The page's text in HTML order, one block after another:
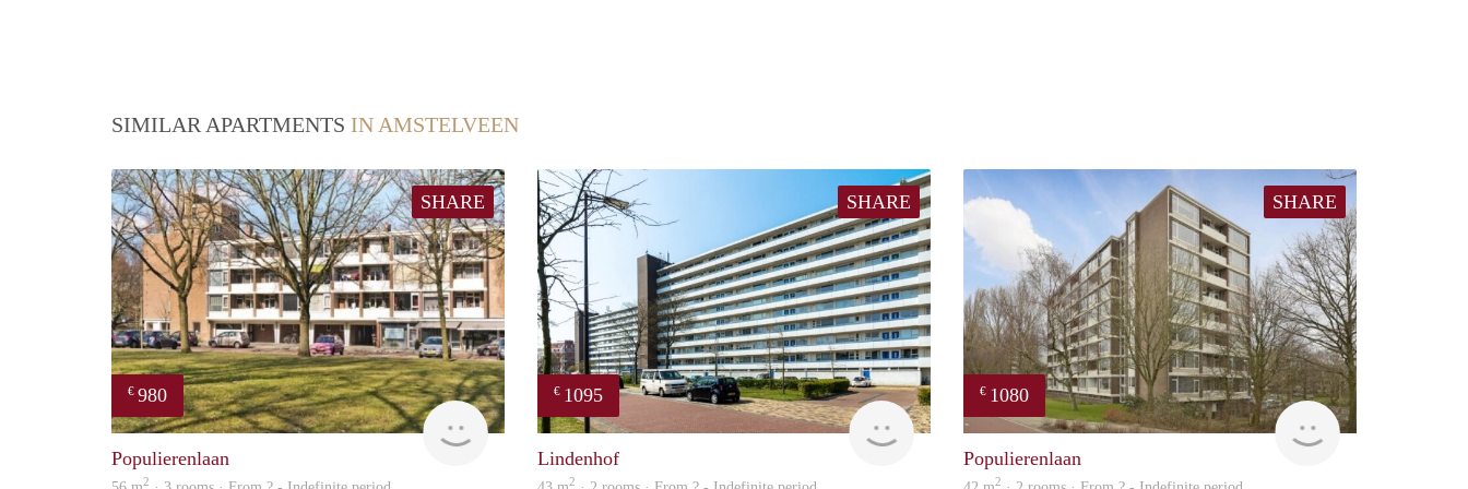
SIMILAR APARTMENTS IN AMSTELVEEN
SHARE
€ 980
rent
Populierenlaan
2
SHARE
€ 1095
Woning
Lindenhof
2
SHARE
€ 1080
finder
Populierenlaan
2